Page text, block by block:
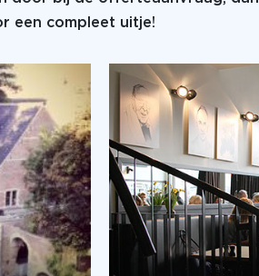
een compleet uitje!